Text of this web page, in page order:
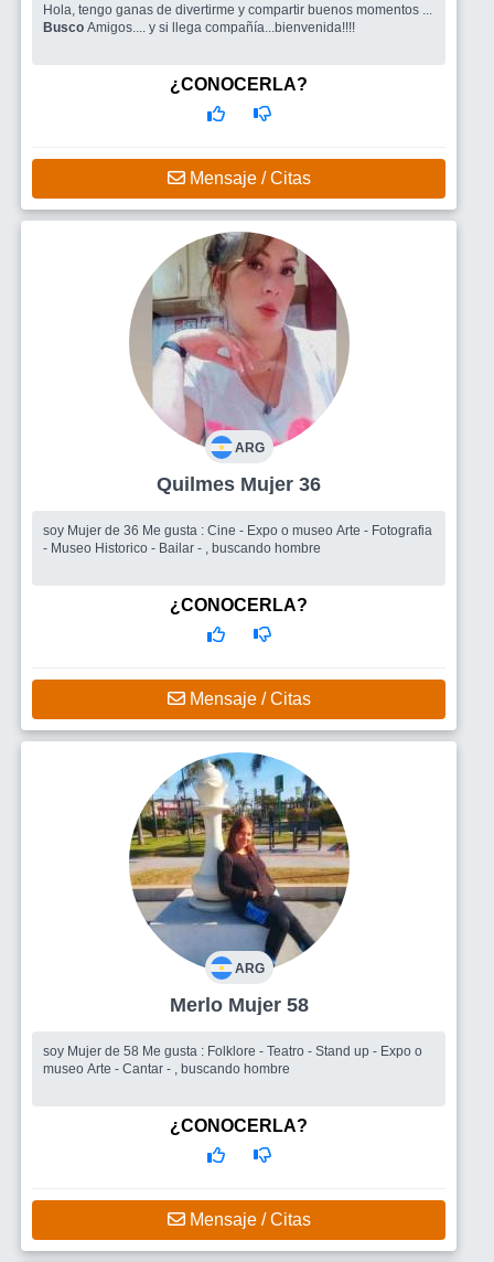
Hola, tengo ganas de divertirme y compartir buenos momentos ...
Busco Amigos.... y si llega compañía...bienvenida!!!!
¿CONOCERLA?
Mensaje / Citas
ARG
Quilmes Mujer 36
soy Mujer de 36 Me gusta : Cine - Expo o museo Arte - Fotografia
- Museo Historico - Bailar - , buscando hombre
¿CONOCERLA?
Mensaje / Citas
ARG
Merlo Mujer 58
soy Mujer de 58 Me gusta : Folklore - Teatro - Stand up - Expo o
museo Arte - Cantar - , buscando hombre
¿CONOCERLA?
Mensaje / Citas